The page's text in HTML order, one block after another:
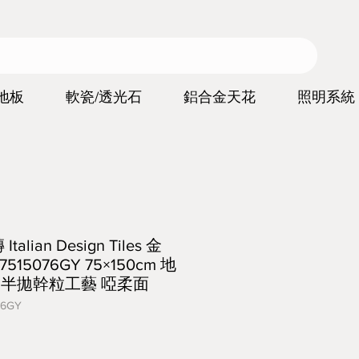
板 軟瓷/透光石 鋁合金天花 照明系統
Italian Design Tiles 金
75×150cm 地
拋幹粒工藝 啞柔面